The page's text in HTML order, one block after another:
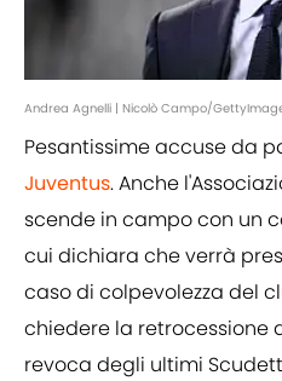
Andrea Agnelli | Nicolò Campo/
Pesantissime accuse da
Juventus. Anche
scende in campo con un
cui dichiara che verrà
caso di colpevolezza del
chiedere la retrocessione
revoca degli ultimi